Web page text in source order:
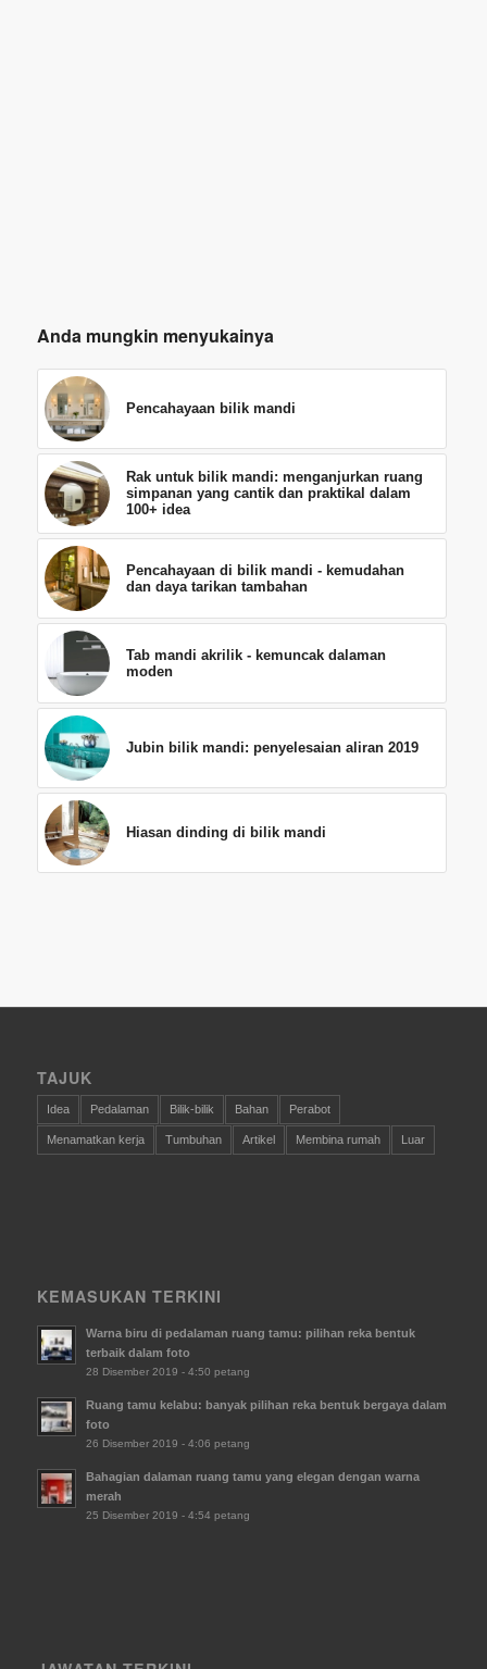
Anda mungkin menyukainya
Pencahayaan bilik mandi
Rak untuk bilik mandi: menganjurkan ruang
simpanan yang cantik dan praktikal dalam
100+ idea
Pencahayaan di bilik mandi - kemudahan
dan daya tarikan tambahan
Tab mandi akrilik - kemuncak dalaman
moden
Jubin bilik mandi: penyelesaian aliran 2019
Hiasan dinding di bilik mandi
TAJUK
Idea Pedalaman Bilik-bilik Bahan Perabot
Menamatkan kerja Tumbuhan Artikel Membina rumah Luar
KEMASUKAN TERKINI
Warna biru di pedalaman ruang tamu: pilihan reka bentuk
terbaik dalam foto
28 Disember 2019 - 4:50 petang
Ruang tamu kelabu: banyak pilihan reka bentuk bergaya dalam
foto
26 Disember 2019 - 4:06 petang
Bahagian dalaman ruang tamu yang elegan dengan warna
merah
25 Disember 2019 - 4:54 petang